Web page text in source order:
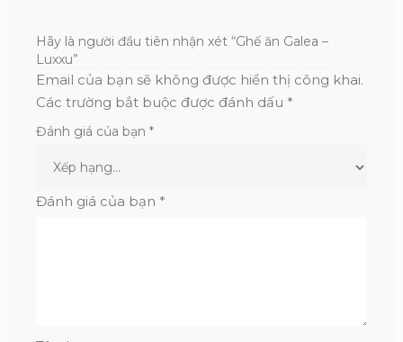
Hãy là người đầu tiên nhận xét “Ghế ăn Galea –
Luxxu”
Email của bạn sẽ không được hiển thị công khai.
Các trường bắt buộc được đánh dấu *
Đánh giá của bạn *
Đánh giá của bạn *